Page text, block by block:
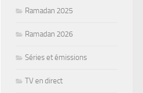
Ramadan 2025
Ramadan 2026
Séries et émissions
TV en direct